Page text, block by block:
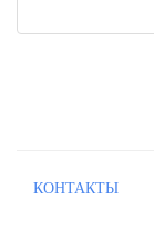
КОНТАКТЫ